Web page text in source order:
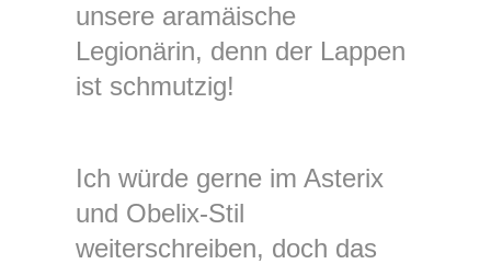
unsere aramäische
Legionärin, denn der Lappen
ist schmutzig!
Ich würde gerne im Asterix
und Obelix-Stil
weiterschreiben, doch das